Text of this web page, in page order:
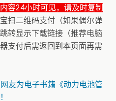
容24小时可见，请及时复制
扫二维码支付（如果偶尔弹
转显示下载链接（推荐电脑
支付后需返回到本页面再需
或点击随机播放、换个视频
友为电子书籍《动力电池管
友为电子书籍《动力电池管